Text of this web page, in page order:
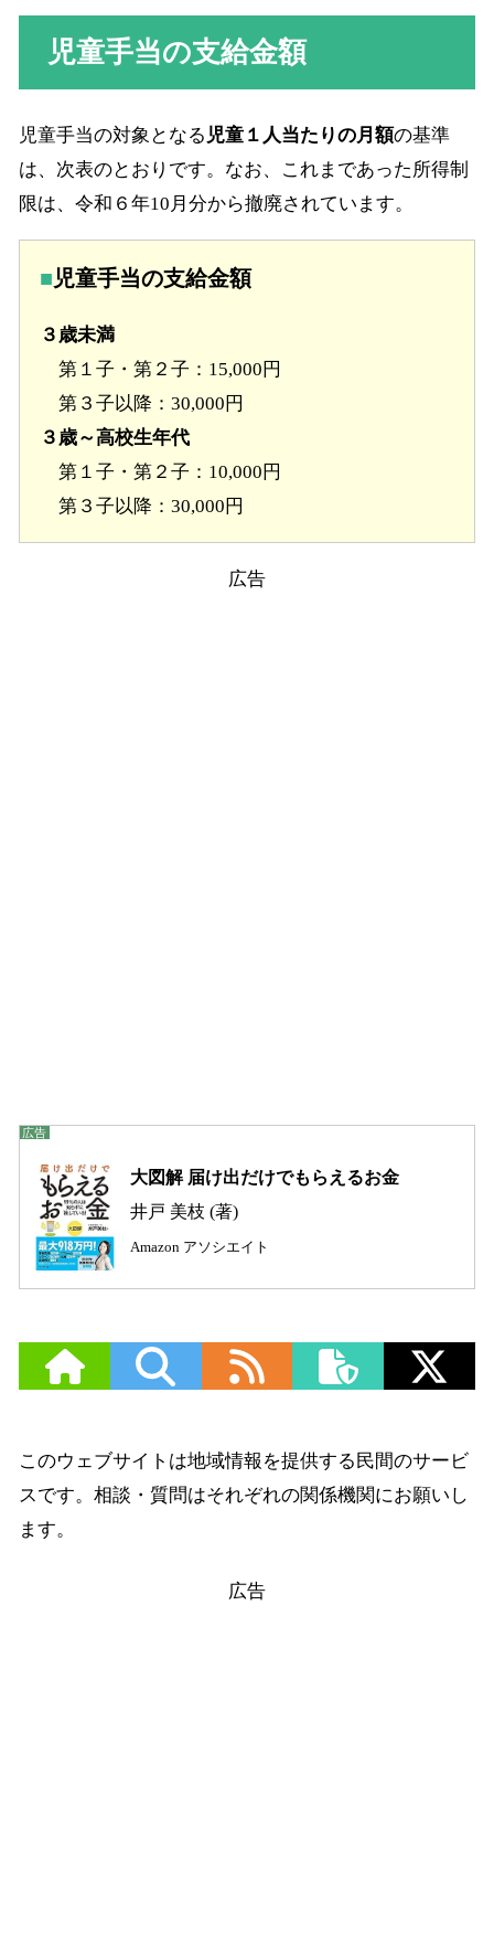
児童手当の支給金額
児童手当の対象となる 児童１人当たりの月額の基準
は、次表のとおりです。なお、これまであった所得制
限は、令和６年10月分から撤廃されています。
児童手当の支給金額
３歳未満
第１子・第２子：15,000円
第３子以降：30,000円
３歳～高校生年代
第１子・第２子：10,000円
第３子以降：30,000円
大図解 届け出だけでもらえるお金
井戸 美枝 (著)
Amazon アソシエイト